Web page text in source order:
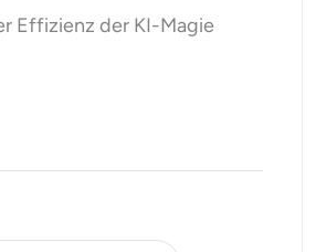
Effizienz der KI-Magie